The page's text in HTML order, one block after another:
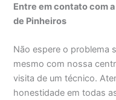
Entre em contato com
de Pinheiros
Não espere o problema
mesmo com nossa
visita de um técnico.
honestidade em todas